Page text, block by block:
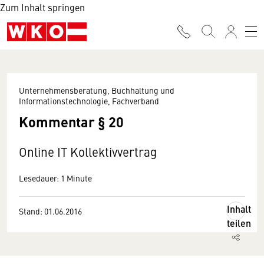
Zum Inhalt springen
Unternehmensberatung, Buchhaltung und
Informationstechnologie, Fachverband
Kommentar § 20
Online IT Kollektivvertrag
Lesedauer: 1 Minute
Stand: 01.06.2016
Inhalt
teilen